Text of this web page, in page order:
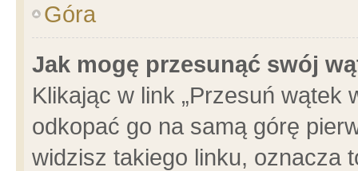
Góra
Jak mogę przesunąć swój
Klikając w link „Przesuń wątek
odkopać go na samą górę
widzisz takiego linku, oznacza